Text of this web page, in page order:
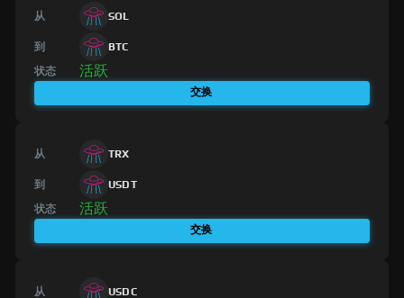
从 SOL
到 BTC
状态 活跃
交换
从 TRX
到 USDT
状态 活跃
交换
从 USDC